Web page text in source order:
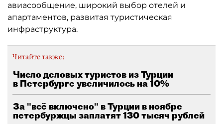
авиасообщение, широкий выбор отелей и
апартаментов, развитая туристическая
инфраструктура.
Читайте также:
Число деловых туристов из Турции
в Петербурге увеличилось на 10%
За "всё включено" в Турции в ноябре
петербуржцы заплатят 130 тысяч рублей